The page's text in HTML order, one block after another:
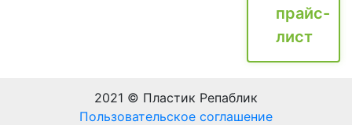
прайс-
лист
2021 © Пластик Репаблик
Пользовательское соглашение